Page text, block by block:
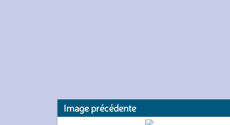
Image précédente